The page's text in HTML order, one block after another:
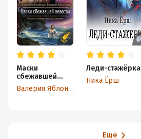
Маски
сбежавшей
невесты
Валерия Яблонцева
Леди-стажёрка
Ника Ёрш
Еще